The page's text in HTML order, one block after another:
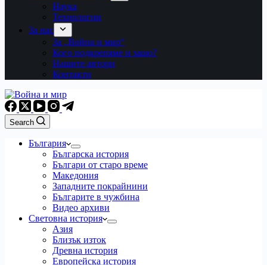
Наука
Технологии
За нас
За „Война и мир“
Кого подкрепяме и защо?
Нашите автори
Контакти
Search
България
Българска история
Българи от старо време
Македония
Западните покрайнини
Българите в чужбина
Видео архиви
Световна история
Азия
Близък изток
Древна история
Европейска история